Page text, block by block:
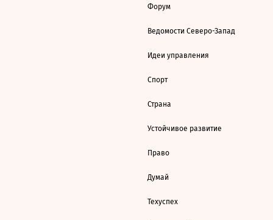
Форум
Ведомости Северо-Запад
Идеи управления
Спорт
Страна
Устойчивое развитие
Право
Думай
Техуспех